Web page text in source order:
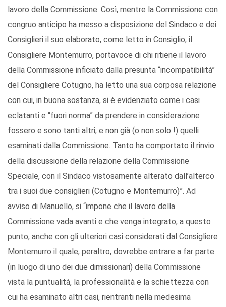
lavoro della Commissione. Così, mentre la Commissione con
congruo anticipo ha messo a disposizione del Sindaco e dei
Consiglieri il suo elaborato, come letto in Consiglio, il
Consigliere Montemurro, portavoce di chi ritiene il lavoro
della Commissione inficiato dalla presunta “incompatibilità”
del Consigliere Cotugno, ha letto una sua corposa relazione
con cui, in buona sostanza, si è evidenziato come i casi
eclatanti e “fuori norma” da prendere in considerazione
fossero e sono tanti altri, e non già (o non solo !) quelli
esaminati dalla Commissione. Tanto ha comportato il rinvio
della discussione della relazione della Commissione
Speciale, con il Sindaco vistosamente alterato dall’alterco
tra i suoi due consiglieri (Cotugno e Montemurro)”. Ad
avviso di Manuello, si “impone che il lavoro della
Commissione vada avanti e che venga integrato, a questo
punto, anche con gli ulteriori casi considerati dal Consigliere
Montemurro il quale, peraltro, dovrebbe entrare a far parte
(in luogo di uno dei due dimissionari) della Commissione
vista la puntualità, la professionalità e la schiettezza con
cui ha esaminato altri casi, rientranti nella medesima